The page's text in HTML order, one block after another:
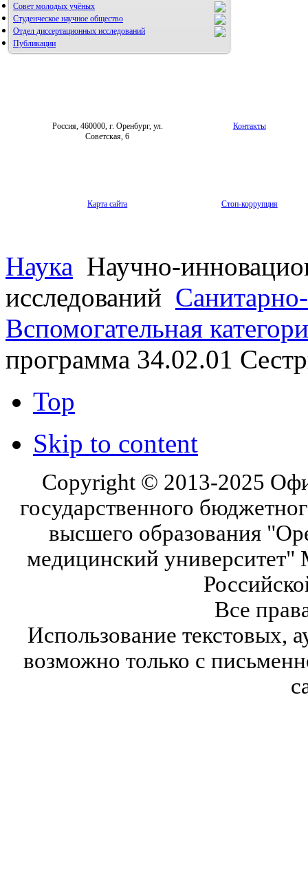
Совет молодых учёных
Студенческое научное общество
Отдел диссертационных исследований
Публикации
Россия, 460000, г. Оренбург, ул.
Советская, 6
Контакты
Карта сайта Стоп-коррупция
Наука Научно-
исследований
Вспомогательная
программа 34.02.01
Top
Skip to content
Copyright © 2013-2025
государственного
высшего образования
медицинский университет"
Все
Использование текстовых,
возможно только с